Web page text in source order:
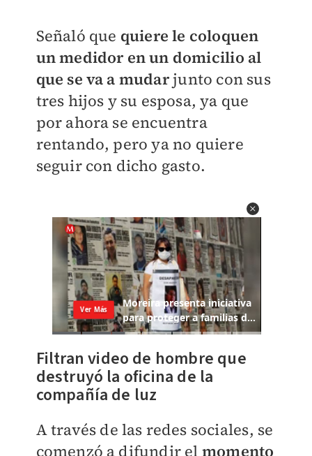
Señaló que quiere le coloquen
un medidor en un domicilio al
que se va a mudarjunto con sus
tres hijos y su esposa, ya que
por ahora se encuentra
rentando, pero ya no quiere
seguir con dicho gasto.
Filtran video de hombre que
destruyó la oficina de la
compañía de luz
A través de las redes sociales, se
comenzó a difundir el momento